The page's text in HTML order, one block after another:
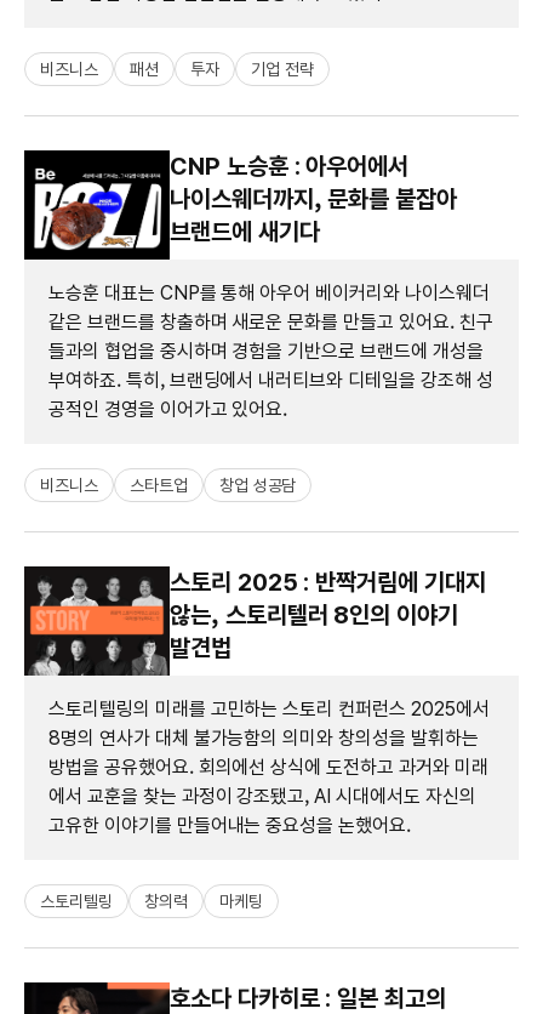
비즈니스 패션 투자 기업 전략
CNP 노승훈 : 아우어에서
나이스웨더까지, 문화를 붙잡아
브랜드에 새기다
노승훈 대표는 CNP를 통해 아우어 베이커리와 나이스웨더
같은 브랜드를 창출하며 새로운 문화를 만들고 있어요. 친구
들과의 협업을 중시하며 경험을 기반으로 브랜드에 개성을
부여하죠. 특히, 브랜딩에서 내러티브와 디테일을 강조해 성
공적인 경영을 이어가고 있어요.
비즈니스 스타트업 창업 성공담
스토리 2025 : 반짝거림에 기대지
않는, 스토리텔러 8인의 이야기
발견법
스토리텔링의 미래를 고민하는 스토리 컨퍼런스 2025에서
8명의 연사가 대체 불가능함의 의미와 창의성을 발휘하는
방법을 공유했어요. 회의에선 상식에 도전하고 과거와 미래
에서 교훈을 찾는 과정이 강조됐고, AI 시대에서도 자신의
고유한 이야기를 만들어내는 중요성을 논했어요.
스토리텔링 창의력 마케팅
호소다 다카히로 : 일본 최고의